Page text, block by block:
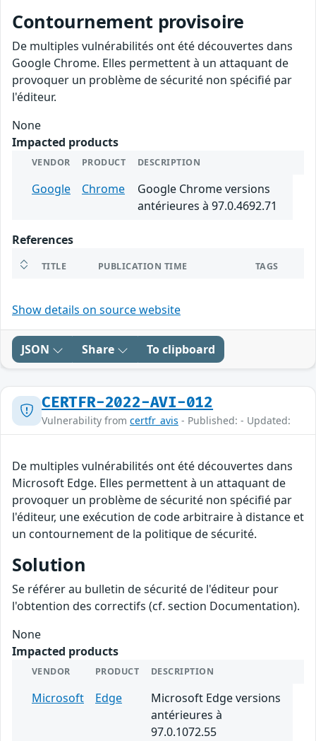
Contournement provisoire
De multiples vulnérabilités ont été découvertes dans
Google Chrome. Elles permettent à un attaquant de
provoquer un problème de sécurité non spécifié par
l'éditeur.
None
Impacted products
VENDOR PRODUCT DESCRIPTION
Google Chrome
Google Chrome versions
antérieures à 97.0.4692.71
References
TITLE PUBLICATION TIME TAGS
Show details on source website
JSON Share To clipboard
CERTFR-2022-AVI-012
Vulnerability from certfr_avis - Published: - Updated:
De multiples vulnérabilités ont été découvertes dans
Microsoft Edge. Elles permettent à un attaquant de
provoquer un problème de sécurité non spécifié par
l'éditeur, une exécution de code arbitraire à distance et
un contournement de la politique de sécurité.
Solution
Se référer au bulletin de sécurité de l'éditeur pour
l'obtention des correctifs (cf. section Documentation).
None
Impacted products
VENDOR PRODUCT DESCRIPTION
Microsoft Edge
Microsoft Edge versions
antérieures à
97.0.1072.55